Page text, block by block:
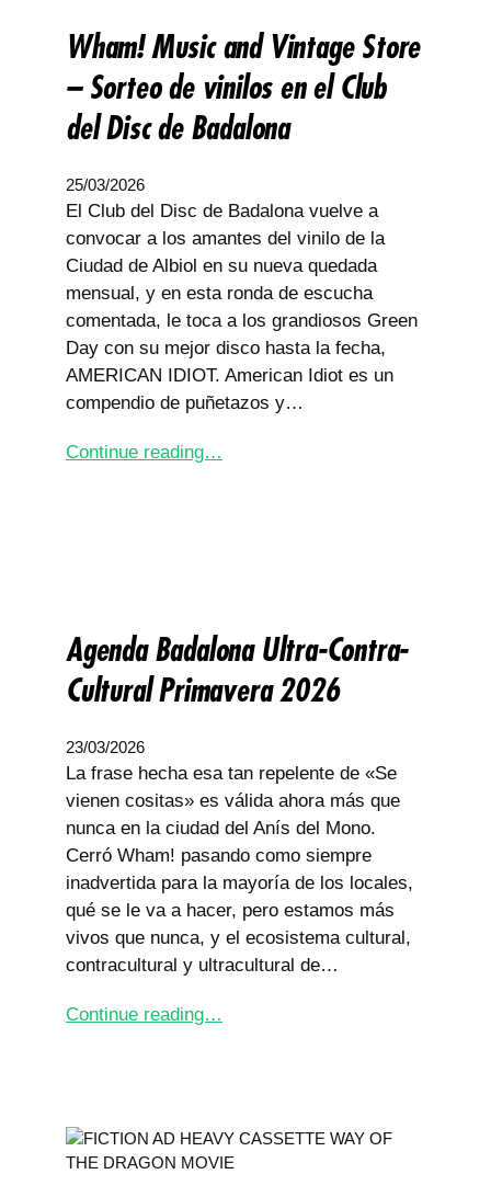
Wham! Music and Vintage Store
– Sorteo de vinilos en el Club
del Disc de Badalona
25/03/2026
El Club del Disc de Badalona vuelve a
convocar a los amantes del vinilo de la
Ciudad de Albiol en su nueva quedada
mensual, y en esta ronda de escucha
comentada, le toca a los grandiosos Green
Day con su mejor disco hasta la fecha,
AMERICAN IDIOT. American Idiot es un
compendio de puñetazos y…
Continue reading…
Agenda Badalona Ultra-Contra-
Cultural Primavera 2026
23/03/2026
La frase hecha esa tan repelente de «Se
vienen cositas» es válida ahora más que
nunca en la ciudad del Anís del Mono.
Cerró Wham! pasando como siempre
inadvertida para la mayoría de los locales,
qué se le va a hacer, pero estamos más
vivos que nunca, y el ecosistema cultural,
contracultural y ultracultural de…
Continue reading…